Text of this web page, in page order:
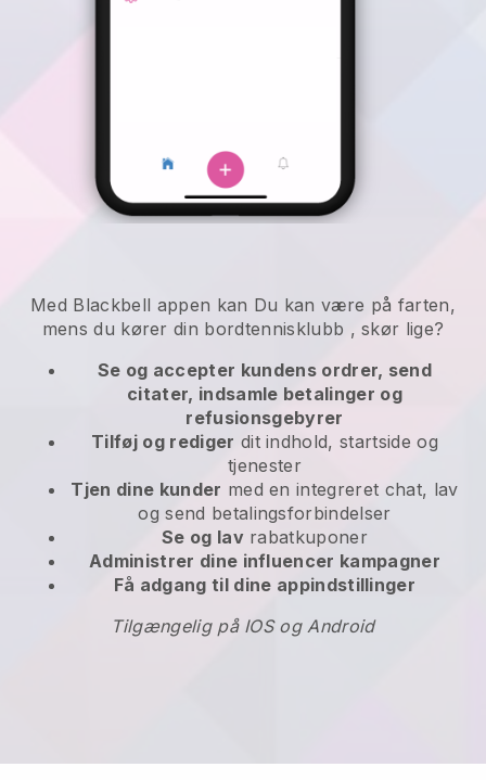
Med Blackbell appen kan Du kan være på farten,
mens du kører din bordtennisklubb , skør lige?
Se og accepter kundens ordrer, send
citater, indsamle betalinger og
refusionsgebyrer
Tilføj og rediger dit indhold, startside og
tjenester
Tjen dine kunder med en integreret chat, lav
og send betalingsforbindelser
Se og lavrabatkuponer
Administrer dine influencer kampagner
Få adgang til dine appindstillinger
Tilgængelig på IOS og Android